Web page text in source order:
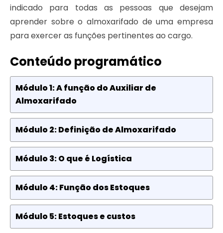
indicado para todas as pessoas que desejam
aprender sobre o almoxarifado de uma empresa
para exercer as funções pertinentes ao cargo.
Conteúdo programático
Módulo 1: A função do Auxiliar de
Almoxarifado
Módulo 2: Definição de Almoxarifado
Módulo 3: O que é Logística
Módulo 4: Função dos Estoques
Módulo 5: Estoques e custos